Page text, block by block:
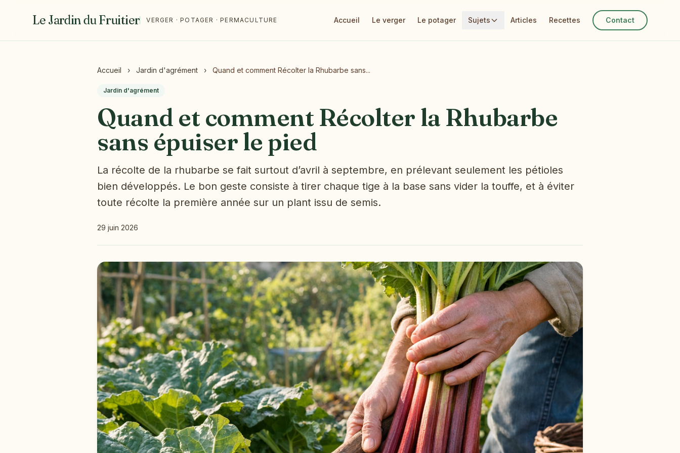
Le Jardin du Fruitier VERGER · POTAGER · PERMACULTURE Accueil Le verger Le potager Sujets Articles Recettes Contact
Accueil › Jardin d'agrément › Quand et comment Récolter la Rhubarbe sans...
Jardin d'agrément
Quand et comment Récolter la Rhubarbe
sans épuiser le pied
La récolte de la rhubarbe se fait surtout d’avril à septembre, en prélevant seulement les pétioles
bien développés. Le bon geste consiste à tirer chaque tige à la base sans vider la touffe, et à éviter
toute récolte la première année sur un plant issu de semis.
29 juin 2026